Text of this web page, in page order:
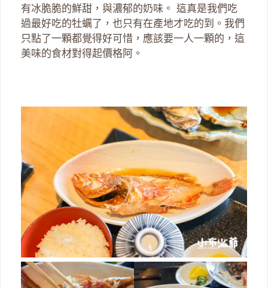
有冰脆脆的鮮甜，與濃郁的奶味。 這真是我們吃
過最好吃的牡蠣了，也只有在產地才吃的到。我們
只點了一顆都覺得好可惜，應該要一人一顆的，這
美味的食材對得起價格阿。